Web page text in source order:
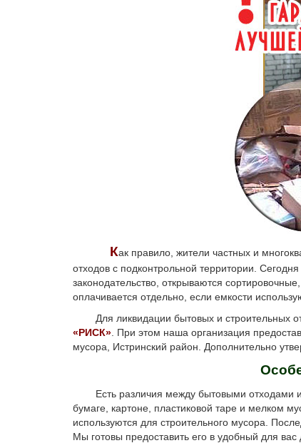
Как правило, жители частных и
отходов с подконтрольной территории.
законодательство, открываются
оплачивается отдельно, если емкости
Для ликвидации бытовых и строительных
«РИСК» . При этом наша организация
мусора, Истринский район. Дополнительно
Есть различия между бытовыми отходами и
бумаге, картоне, пластиковой таре и мелком
используются для строительного мусора.
Мы готовы предоставить его в удобный для вас